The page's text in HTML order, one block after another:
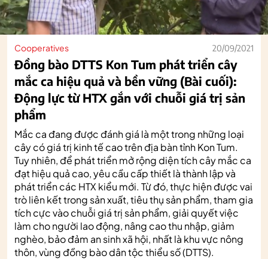
Cooperatives 20/09/2021
Đồng bào DTTS Kon Tum phát triển cây
mắc ca hiệu quả và bền vững (Bài cuối):
Động lực từ HTX gắn với chuỗi giá trị sản
phẩm
Mắc ca đang được đánh giá là một trong những loại
cây có giá trị kinh tế cao trên địa bàn tỉnh Kon Tum.
Tuy nhiên, để phát triển mở rộng diện tích cây mắc ca
đạt hiệu quả cao, yêu cầu cấp thiết là thành lập và
phát triển các HTX kiểu mới. Từ đó, thực hiện được vai
trò liên kết trong sản xuất, tiêu thụ sản phẩm, tham gia
tích cực vào chuỗi giá trị sản phẩm, giải quyết việc
làm cho người lao động, nâng cao thu nhập, giảm
nghèo, bảo đảm an sinh xã hội, nhất là khu vực nông
thôn, vùng đồng bào dân tộc thiểu số (DTTS).